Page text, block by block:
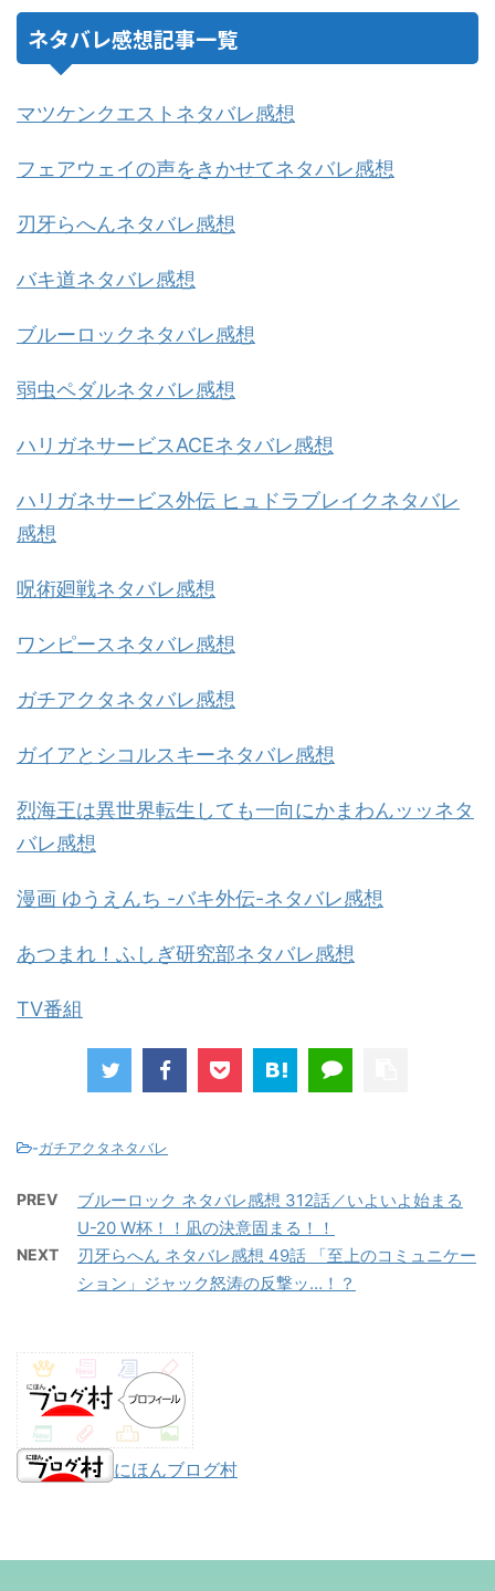
ネタバレ感想記事一覧
マツケンクエストネタバレ感想
フェアウェイの声をきかせてネタバレ感想
刃牙らへんネタバレ感想
バキ道ネタバレ感想
ブルーロックネタバレ感想
弱虫ペダルネタバレ感想
ハリガネサービスACEネタバレ感想
ハリガネサービス外伝 ヒュドラブレイクネタバレ
感想
呪術廻戦ネタバレ感想
ワンピースネタバレ感想
ガチアクタネタバレ感想
ガイアとシコルスキーネタバレ感想
烈海王は異世界転生しても一向にかまわんッッネタ
バレ感想
漫画 ゆうえんち -バキ外伝-ネタバレ感想
あつまれ！ふしぎ研究部ネタバレ感想
TV番組
-ガチアクタネタバレ
PREV
ブルーロック ネタバレ感想 312話／いよいよ始まる
U-20 W杯！！凪の決意固まる！！
NEXT
刃牙らへん ネタバレ感想 49話 「至上のコミュニケー
ション」ジャック怒涛の反撃ッ…！？
にほんブログ村